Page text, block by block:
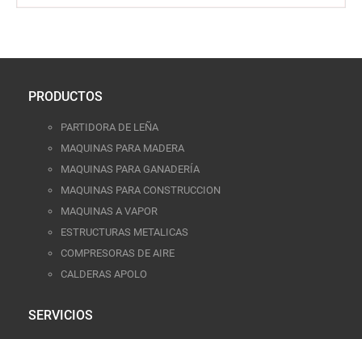
PRODUCTOS
PARTIDORA DE LEÑA
MAQUINAS PARA MADERA
MAQUINAS PARA GANADERÍA
MAQUINAS PARA CONSTRUCCION
MAQUINAS A VAPOR
ESTRUCTURAS METALICAS
COMPRESORAS DE AIRE
CALDERAS APOLO
SERVICIOS